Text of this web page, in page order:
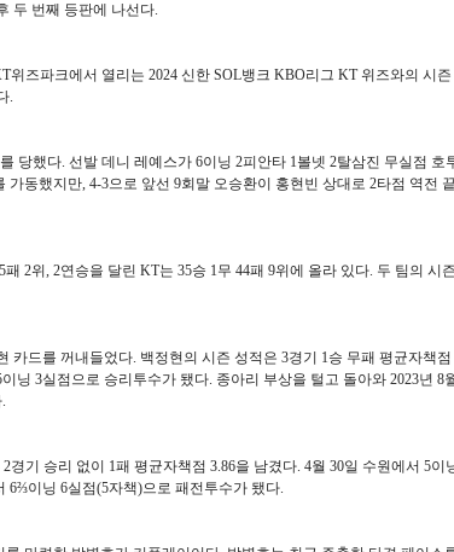
두 번째 등판에 나선다.
위즈파크에서 열리는 2024 신한 SOL뱅크 KBO리그 KT 위즈와의 시
.
당했다. 선발 데니 레예스가 6이닝 2피안타 1볼넷 2탈삼진 무실점 호
가동했지만, 4-3으로 앞선 9회말 오승환이 홍현빈 상대로 2타점 역전
2위, 2연승을 달린 KT는 35승 1무 44패 9위에 올라 있다. 두 팀의 시
카드를 꺼내들었다. 백정현의 시즌 성적은 3경기 1승 무패 평균자책
닝 3실점으로 승리투수가 됐다. 종아리 부상을 털고 돌아와 2023년 8
기 승리 없이 1패 평균자책점 3.86을 남겼다. 4월 30일 수원에서 5이
6⅔이닝 6실점(5자책)으로 패전투수가 됐다.